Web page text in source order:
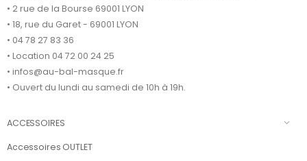
• 2 rue de la Bourse 69001 LYON
• 18, rue du Garet - 69001 LYON
• 04 78 27 83 36
• Location 04 72 00 24 25
• infos@au-bal-masque.fr
• Ouvert du lundi au samedi de 10h à 19h.
ACCESSOIRES
Accessoires OUTLET